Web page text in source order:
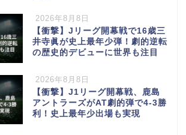
2026年8月8日
【衝撃】Jリーグ開幕戦で16歳三
井寺眞が史上最年少弾！劇的逆転
の歴史的デビューに世界も注目
2026年8月8日
【衝撃】J1リーグ開幕戦、鹿島
アントラーズがAT劇的弾で4-3勝
利！史上最年少出場も実現